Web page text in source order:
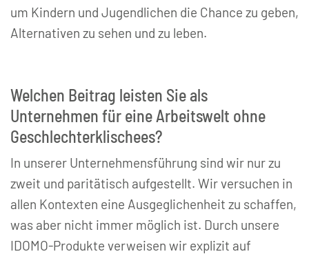
um Kindern und Jugendlichen die Chance zu geben,
Alternativen zu sehen und zu leben.
Welchen Beitrag leisten Sie als
Unternehmen für eine Arbeitswelt ohne
Geschlechterklischees?
In unserer Unternehmensführung sind wir nur zu
zweit und paritätisch aufgestellt. Wir versuchen in
allen Kontexten eine Ausgeglichenheit zu schaffen,
was aber nicht immer möglich ist. Durch unsere
IDOMO-Produkte verweisen wir explizit auf